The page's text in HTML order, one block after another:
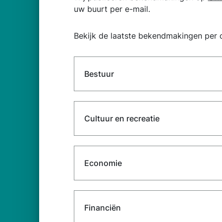
uw buurt per e-mail.
Bekijk de laatste bekendmakingen per
Bestuur
Cultuur en recreatie
Economie
Financiën